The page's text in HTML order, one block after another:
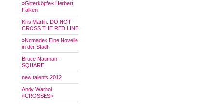
»Gitterköpfe« Herbert
Falken
Kris Martin. DO NOT
CROSS THE RED LINE
»Nomade« Eine Novelle
in der Stadt
Bruce Nauman -
SQUARE
new talents 2012
Andy Warhol
»CROSSES«